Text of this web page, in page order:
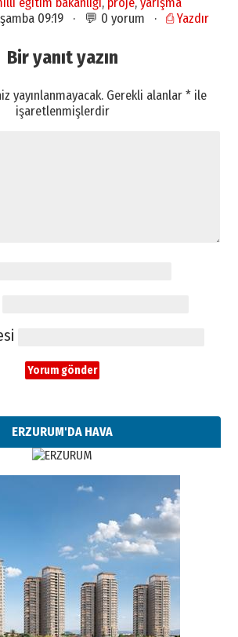
09:19 · 💬 0 yorum · ⎙ Yazdır
Bir yanıt yazın
yayınlanmayacak. Gerekli alanlar* ile
işaretlenmişlerdir
ERZURUM'DA HAVA
Sekmen’den Erzurum’a
proje daha!